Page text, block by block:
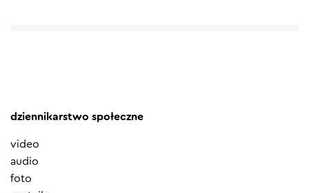
dziennikarstwo społeczne
video
audio
foto